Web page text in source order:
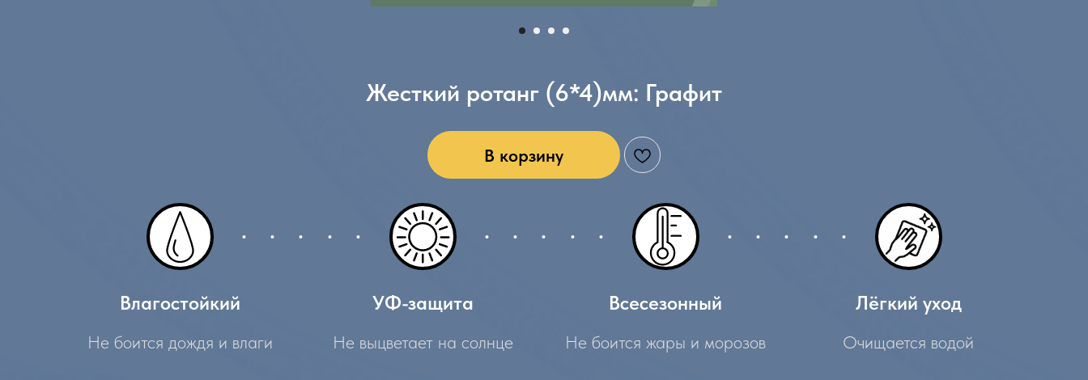
Жесткий ротанг (6*4)мм: Графит
В корзину
Влагостойкий
Не боится дождя и влаги
УФ-защита
Не выцветает на солнце
Всесезонный
Не боится жары и морозов
Лёгкий уход
Очищается водой